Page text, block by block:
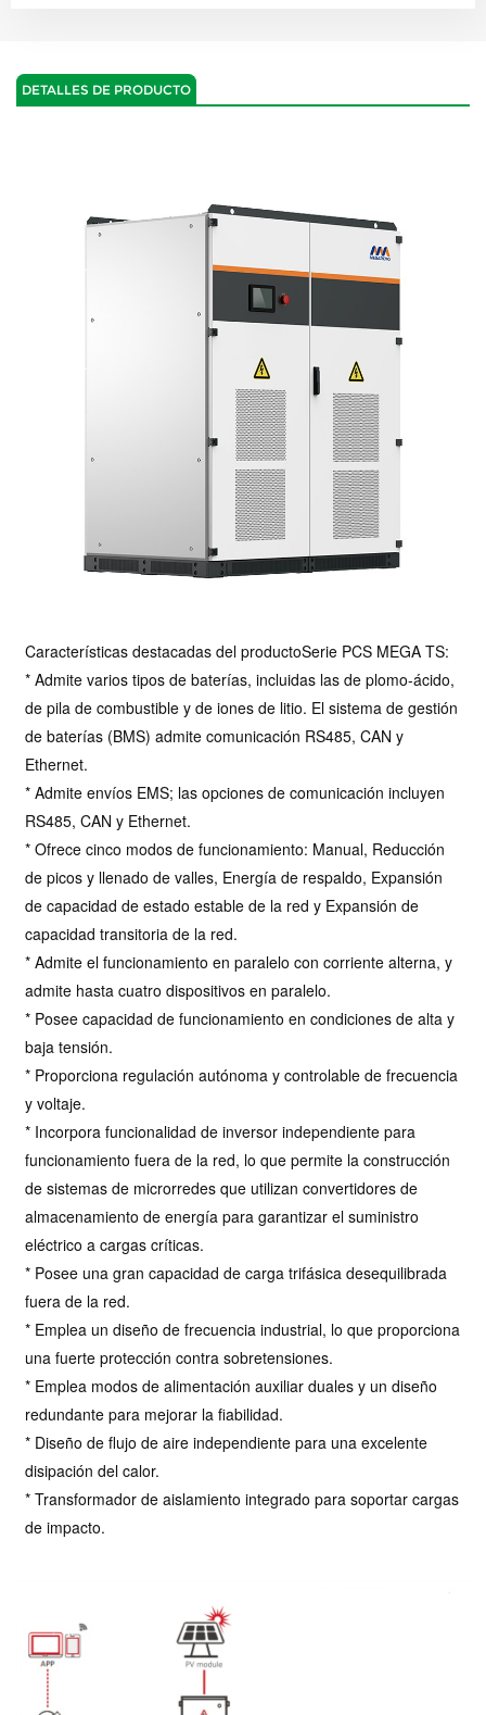
DETALLES DE PRODUCTO
Características destacadas del productoSerie PCS MEGA TS:
* Admite varios tipos de baterías, incluidas las de plomo-ácido,
de pila de combustible y de iones de litio. El sistema de gestión
de baterías (BMS) admite comunicación RS485, CAN y
Ethernet.
* Admite envíos EMS; las opciones de comunicación incluyen
RS485, CAN y Ethernet.
* Ofrece cinco modos de funcionamiento: Manual, Reducción
de picos y llenado de valles, Energía de respaldo, Expansión
de capacidad de estado estable de la red y Expansión de
capacidad transitoria de la red.
* Admite el funcionamiento en paralelo con corriente alterna, y
admite hasta cuatro dispositivos en paralelo.
* Posee capacidad de funcionamiento en condiciones de alta y
baja tensión.
* Proporciona regulación autónoma y controlable de frecuencia
y voltaje.
* Incorpora funcionalidad de inversor independiente para
funcionamiento fuera de la red, lo que permite la construcción
de sistemas de microrredes que utilizan convertidores de
almacenamiento de energía para garantizar el suministro
eléctrico a cargas críticas.
* Posee una gran capacidad de carga trifásica desequilibrada
fuera de la red.
* Emplea un diseño de frecuencia industrial, lo que proporciona
una fuerte protección contra sobretensiones.
* Emplea modos de alimentación auxiliar duales y un diseño
redundante para mejorar la fiabilidad.
* Diseño de flujo de aire independiente para una excelente
disipación del calor.
*Transformador de aislamiento integrado para soportar cargas
de impacto.